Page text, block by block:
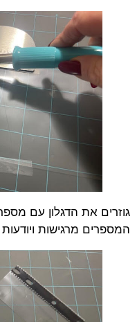
גוזרים את הדגלון עם
המספרים מרגישות